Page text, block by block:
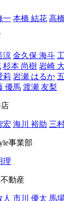
一 本橋 結花 高
涼 金久保 海斗
杉本 尚樹 岩崎
莉 岩瀬 はるか
優馬 渡瀬 友梨
宏 海川 裕助 三
事業部
理
不動産
人 市川 優太 馬